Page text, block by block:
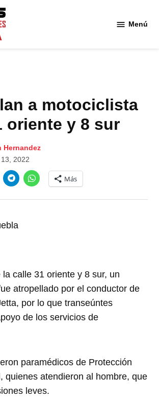
Menú
a motociclista
oriente y 8 sur
Hernandez
2022
Más
calle 31 oriente y 8 sur, un
atropellado por el conductor de
por lo que transeúntes
de los servicios de
paramédicos de Protección
quienes atendieron al hombre, que
leves.